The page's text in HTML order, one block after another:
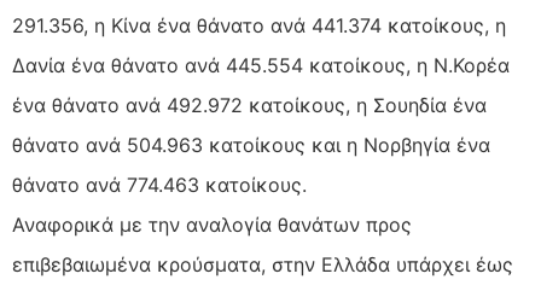
291.356, η Κίνα ένα θάνατο ανά 441.374 κατοίκους, η
Δανία ένα θάνατο ανά 445.554 κατοίκους, η Ν.Κορέα
ένα θάνατο ανά 492.972 κατοίκους, η Σουηδία ένα
θάνατο ανά 504.963 κατοίκους και η Νορβηγία ένα
θάνατο ανά 774.463 κατοίκους.
Αναφορικά με την αναλογία θανάτων προς
επιβεβαιωμένα κρούσματα, στην Ελλάδα υπάρχει έως